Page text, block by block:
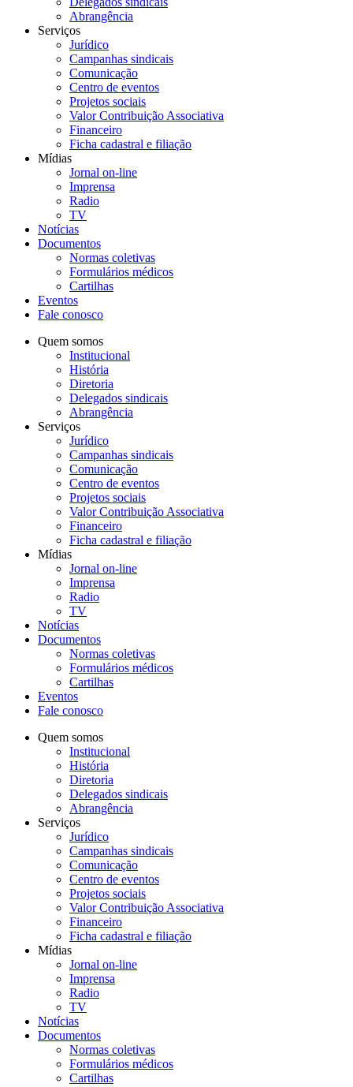
Abrangência
Serviços
Jurídico
Campanhas sindicais
Comunicação
Centro de eventos
Projetos sociais
Valor Contribuição Associativa
Financeiro
Ficha cadastral e filiação
Mídias
Jornal on-line
Imprensa
Radio
TV
Notícias
Documentos
Normas coletivas
Formulários médicos
Cartilhas
Eventos
Fale conosco
Quem somos
Institucional
História
Diretoria
Delegados sindicais
Abrangência
Serviços
Jurídico
Campanhas sindicais
Comunicação
Centro de eventos
Projetos sociais
Valor Contribuição Associativa
Financeiro
Ficha cadastral e filiação
Mídias
Jornal on-line
Imprensa
Radio
TV
Notícias
Documentos
Normas coletivas
Formulários médicos
Cartilhas
Eventos
Fale conosco
Quem somos
Institucional
História
Diretoria
Delegados sindicais
Abrangência
Serviços
Jurídico
Campanhas sindicais
Comunicação
Centro de eventos
Projetos sociais
Valor Contribuição Associativa
Financeiro
Ficha cadastral e filiação
Mídias
Jornal on-line
Imprensa
Radio
TV
Notícias
Documentos
Normas coletivas
Formulários médicos
Cartilhas